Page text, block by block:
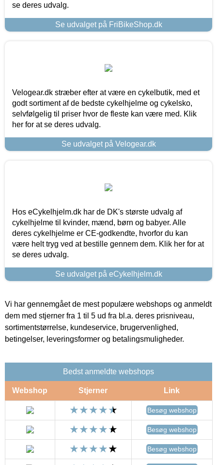
se deres udvalg.
Se udvalget på FriBikeShop.dk
Velogear.dk stræber efter at være en cykelbutik, med et
godt sortiment af de bedste cykelhjelme og cykelsko,
selvfølgelig til priser hvor de fleste kan være med. Klik
her for at se deres udvalg.
Se udvalget på Velogear.dk
Hos eCykelhjelm.dk har de DK's største udvalg af
cykelhjelme til kvinder, mænd, børn og babyer. Alle
deres cykelhjelme er CE-godkendte, hvorfor du kan
være helt tryg ved at bestille gennem dem. Klik her for at
se deres udvalg.
Se udvalget på eCykelhjelm.dk
Vi har gennemgået de mest populære webshops og anmeldt
dem med stjerner fra 1 til 5 ud fra bl.a. deres prisniveau,
sortimentstørrelse, kundeservice, brugervenlighed,
betingelser, leveringsformer og betalingsmuligheder.
Bedst anmeldte webshops
Webshop Stjerner Link
Besøg webshop
Besøg webshop
Besøg webshop